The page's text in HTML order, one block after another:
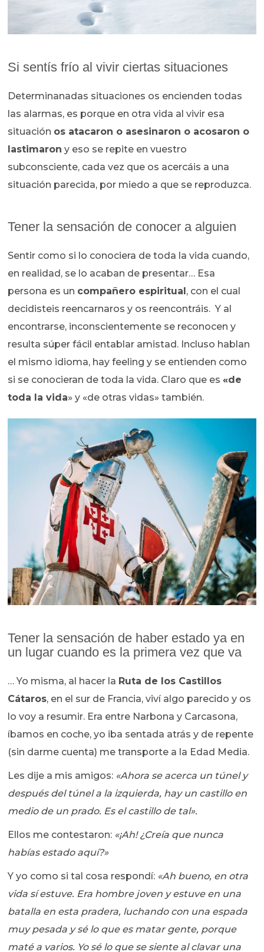
Si sentís frío al vivir ciertas situaciones
Determinanadas situaciones os encienden todas
las alarmas, es porque en otra vida al vivir esa
situación os atacaron o asesinaron o acosaron o
lastimaron y eso se repite en vuestro
subconsciente, cada vez que os acercáis a una
situación parecida, por miedo a que se reproduzca.
Tener la sensación de conocer a alguien
Sentir como si lo conociera de toda la vida cuando,
en realidad, se lo acaban de presentar… Esa
persona es un compañero espiritual, con el cual
decidisteis reencarnaros y os reencontráis. Y al
encontrarse, inconscientemente se reconocen y
resulta súper fácil entablar amistad. Incluso hablan
el mismo idioma, hay feeling y se entienden como
si se conocieran de toda la vida. Claro que es «de
toda la vida» y «de otras vidas» también.
Tener la sensación de haber estado ya en
un lugar cuando es la primera vez que va
… Yo misma, al hacer la Ruta de los Castillos
Cátaros, en el sur de Francia, viví algo parecido y os
lo voy a resumir. Era entre Narbona y Carcasona,
íbamos en coche, yo iba sentada atrás y de repente
(sin darme cuenta) me transporte a la Edad Media.
Les dije a mis amigos: «Ahora se acerca un túnel y
después del túnel a la izquierda, hay un castillo en
medio de un prado. Es el castillo de tal».
Ellos me contestaron: «¡Ah! ¿Creía que nunca
habías estado aquí?»
Y yo como si tal cosa respondí: «Ah bueno, en otra
vida sí estuve. Era hombre joven y estuve en una
batalla en esta pradera, luchando con una espada
muy pesada y sé lo que es matar gente, porque
maté a varios. Yo sé lo que se siente al clavar una